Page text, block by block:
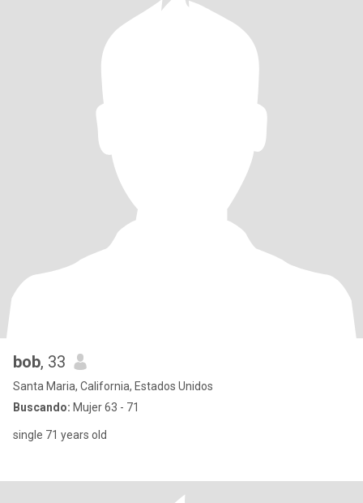
bob, 33
Santa Maria, California, Estados Unidos
Buscando: Mujer 63 - 71
single 71 years old